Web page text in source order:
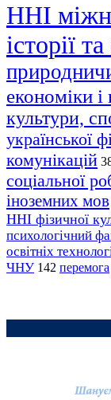
ННІ
історії
економіки і
культури,
української
комунікацій
соціальної
іноземних мов
ННІ фізичної
психологічний
освітніх
ЧНУ 142 перемога